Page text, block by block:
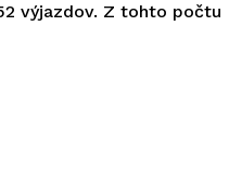
Z tohto počtu